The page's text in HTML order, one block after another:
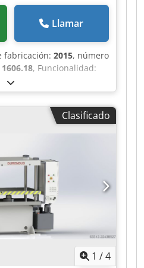
Llamar
fabricación: 2015, número
1606.18, Funcionalidad:
, fuerza de prensado:
de la mesa:2.000
1.400 mm, altura de la
2.400 mm, ancho
de 4 columnas – 163
ofrece a la venta una
del fabricante
máxima de prensado de
con una superficie de
de 700 mm, lo que la
de conformado,
embutido y montaje en
Clasificado
1 /4